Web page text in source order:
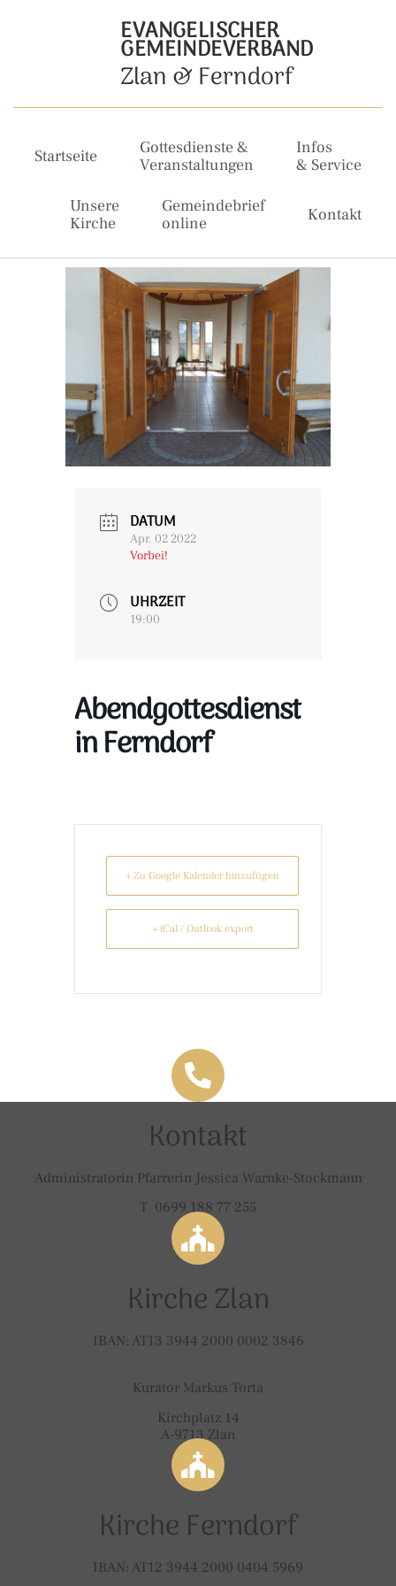
EVANGELISCHER
GEMEINDEVERBAND
Zlan & Ferndorf
Startseite
Gottesdienste &
Veranstaltungen
Infos
& Service
Unsere
Kirche
Gemeindebrief
online
Kontakt
DATUM
Apr. 02 2022
Vorbei!
UHRZEIT
19:00
Abendgottesdienst
in Ferndorf
+ Zu Google Kalender hinzufügen
+ iCal / Outlook export
Kontakt
Administratorin Pfarrerin Jessica Warnke-Stockmann
T 0699 188 77 255
Kirche Zlan
IBAN: AT13 3944 2000 0002 3846
Kurator Markus Torta
Kirchplatz 14
A-9713 Zlan
Kirche Ferndorf
IBAN: AT12 3944 2000 0404 5969